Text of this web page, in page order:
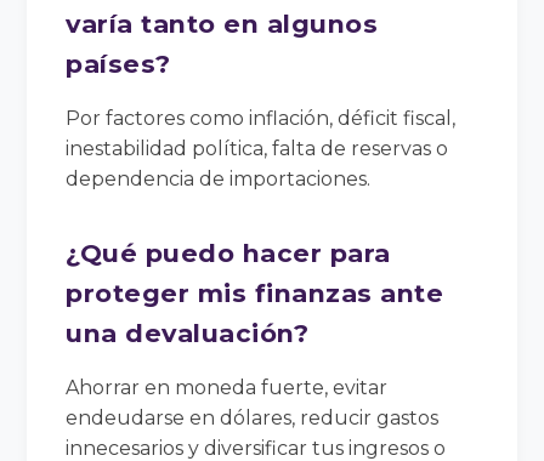
varía tanto en algunos
países?
Por factores como inflación, déficit fiscal,
inestabilidad política, falta de reservas o
dependencia de importaciones.
¿Qué puedo hacer para
proteger mis finanzas ante
una devaluación?
Ahorrar en moneda fuerte, evitar
endeudarse en dólares, reducir gastos
innecesarios y diversificar tus ingresos o